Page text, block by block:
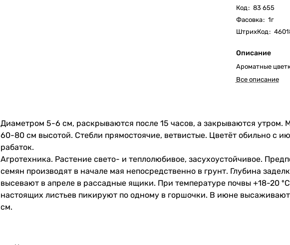
Код: 83 655
Фасовка: 1г
ШтрихКод:
Описание
Ароматные
Все описание
Диаметром 5-6 см, раскрываются после 15 часов, а закрываются утром.
60-80 см высотой. Стебли прямостоячие, ветвистые. Цветёт обильно с
рабаток.
Агротехника. Растение свето- и теплолюбивое, засухоустойчивое.
семян производят в начале мая непосредственно в грунт. Глубина
высевают в апреле в рассадные ящики. При температуре почвы +18-20
настоящих листьев пикируют по одному в горшочки. В июне
см.